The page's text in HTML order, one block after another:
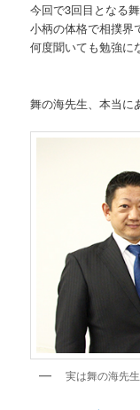
今回で3回目となる
小柄の体格で相撲界
何度聞いても勉強に
舞の海先生、本当に
実は舞の海先